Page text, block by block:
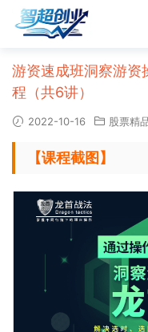
游资速成班洞察游
程（共6讲）
2022-10-16 股票精
【课程截图】